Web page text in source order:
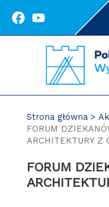
Strona główna
FORUM
ARCHITEKTURY Z
FORUM DZIEKANÓW WYDZIAŁÓW